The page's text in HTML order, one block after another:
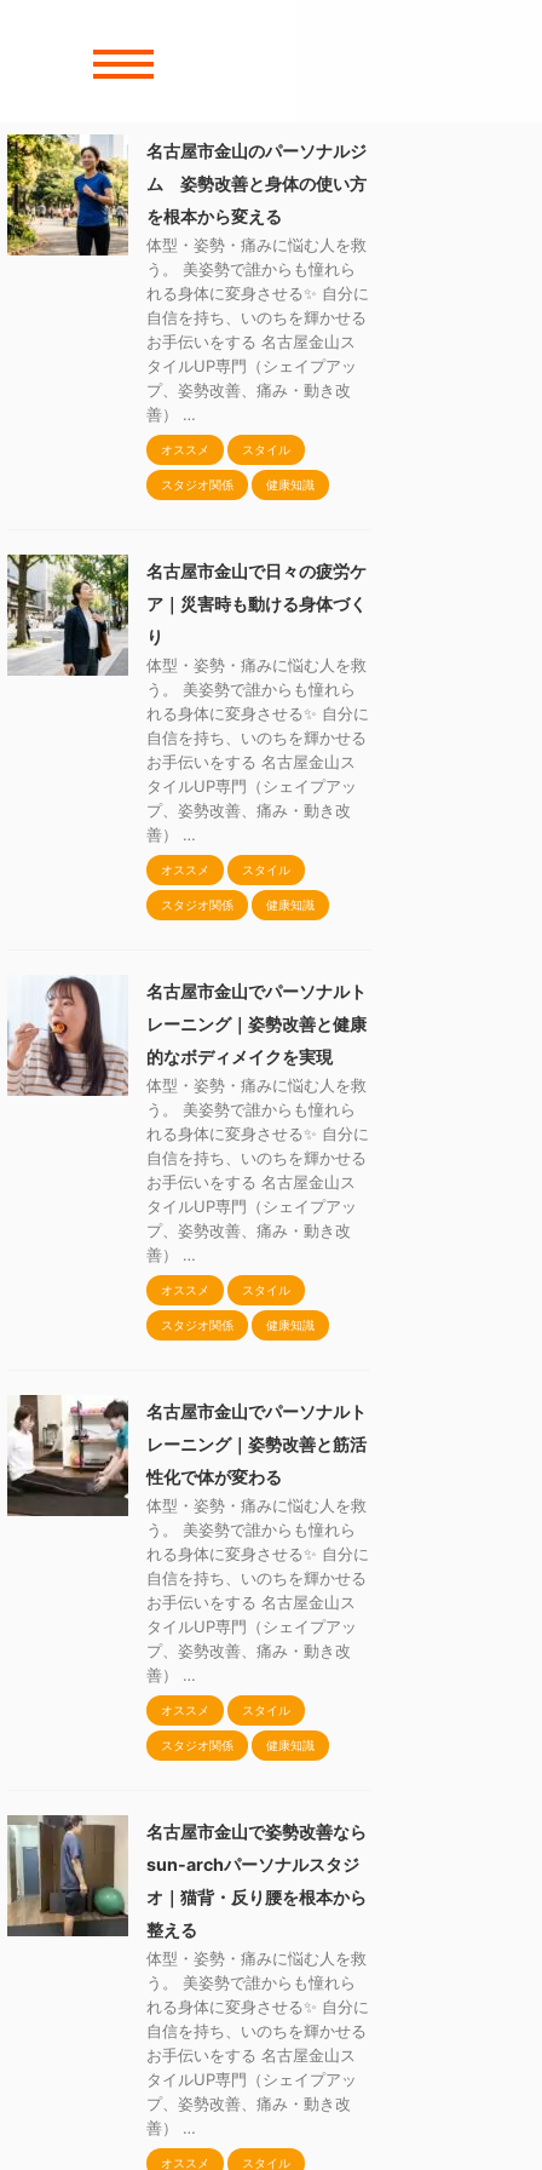
名古屋市金山のパーソナルジ
ム 姿勢改善と身体の使い方
を根本から変える
体型・姿勢・痛みに悩む人を救
う。 美姿勢で誰からも憧れら
れる身体に変身させる✨ 自分に
自信を持ち、いのちを輝かせる
お手伝いをする 名古屋金山ス
タイルUP専門（シェイプアッ
プ、姿勢改善、痛み・動き改
善） …
オススメ スタイル
スタジオ関係 健康知識
名古屋市金山で日々の疲労ケ
ア｜災害時も動ける身体づく
り
体型・姿勢・痛みに悩む人を救
う。 美姿勢で誰からも憧れら
れる身体に変身させる✨ 自分に
自信を持ち、いのちを輝かせる
お手伝いをする 名古屋金山ス
タイルUP専門（シェイプアッ
プ、姿勢改善、痛み・動き改
善） …
オススメ スタイル
スタジオ関係 健康知識
名古屋市金山でパーソナルト
レーニング｜姿勢改善と健康
的なボディメイクを実現
体型・姿勢・痛みに悩む人を救
う。 美姿勢で誰からも憧れら
れる身体に変身させる✨ 自分に
自信を持ち、いのちを輝かせる
お手伝いをする 名古屋金山ス
タイルUP専門（シェイプアッ
プ、姿勢改善、痛み・動き改
善） …
オススメ スタイル
スタジオ関係 健康知識
名古屋市金山でパーソナルト
レーニング｜姿勢改善と筋活
性化で体が変わる
体型・姿勢・痛みに悩む人を救
う。 美姿勢で誰からも憧れら
れる身体に変身させる✨ 自分に
自信を持ち、いのちを輝かせる
お手伝いをする 名古屋金山ス
タイルUP専門（シェイプアッ
プ、姿勢改善、痛み・動き改
善） …
オススメ スタイル
スタジオ関係 健康知識
名古屋市金山で姿勢改善なら
sun-archパーソナルスタジ
オ｜猫背・反り腰を根本から
整える
体型・姿勢・痛みに悩む人を救
う。 美姿勢で誰からも憧れら
れる身体に変身させる✨ 自分に
自信を持ち、いのちを輝かせる
お手伝いをする 名古屋金山ス
タイルUP専門（シェイプアッ
プ、姿勢改善、痛み・動き改
善） …
オススメ スタイル